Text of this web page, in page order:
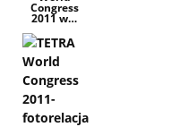
Congress
2011 w…